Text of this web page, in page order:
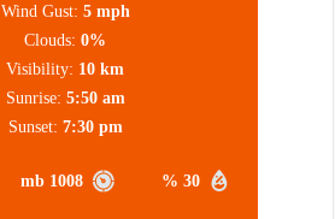
30 %
1008 mb
Wind Gust: 5 mph
Clouds: 0%
Visibility: 10 km
Sunrise: 5:50 am
Sunset: 7:30 pm